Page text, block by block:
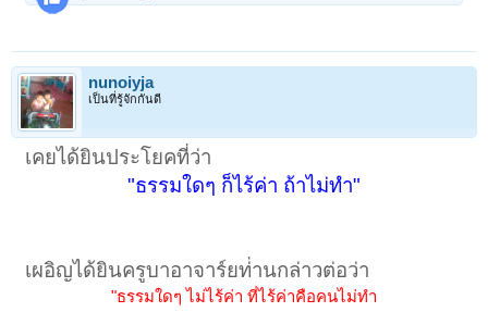
nunoiyja
เป็นที่รู้จักกันดี
เคยได้ยินประโยคที่ว่า
"ธรรมใดๆ ก็ไร้ค่า ถ้าไม่ทำ"
เผอิญได้ยินครูบาอาจาร์ยท่่านกล่าวต่อว่า
"ธรรมใดๆ ไม่ไร้ค่า ที่ไร้ค่าคือคนไม่ทำ​